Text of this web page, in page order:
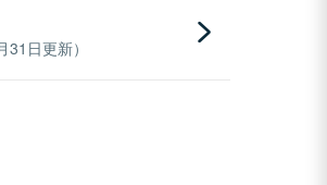
日更新）